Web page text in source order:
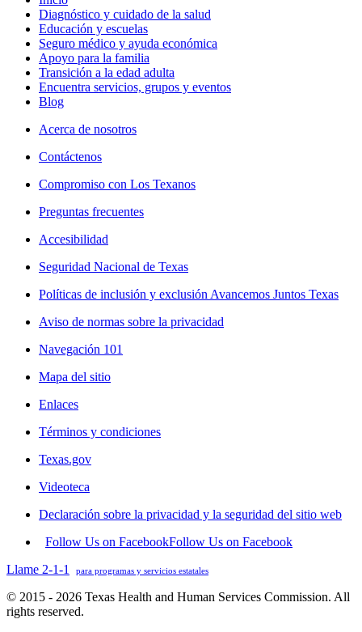
Diagnóstico y cuidado de la salud
Educación y escuelas
Seguro médico y ayuda económica
Apoyo para la familia
Transición a la edad adulta
Encuentra servicios, grupos y eventos
Blog
Acerca de nosotros
Contáctenos
Compromiso con Los Texanos
Preguntas frecuentes
Accesibilidad
Seguridad Nacional de Texas
Políticas de inclusión y exclusión Avancemos Juntos Texas
Aviso de normas sobre la privacidad
Navegación 101
Mapa del sitio
Enlaces
Términos y condiciones
Texas.gov
Videoteca
Declaración sobre la privacidad y la seguridad del sitio web
Follow Us on FacebookFollow Us on Facebook
Llame 2-1-1
para programas y servicios estatales
© 2015 - 2026 Texas Health and Human Services Commission. All
rights reserved.